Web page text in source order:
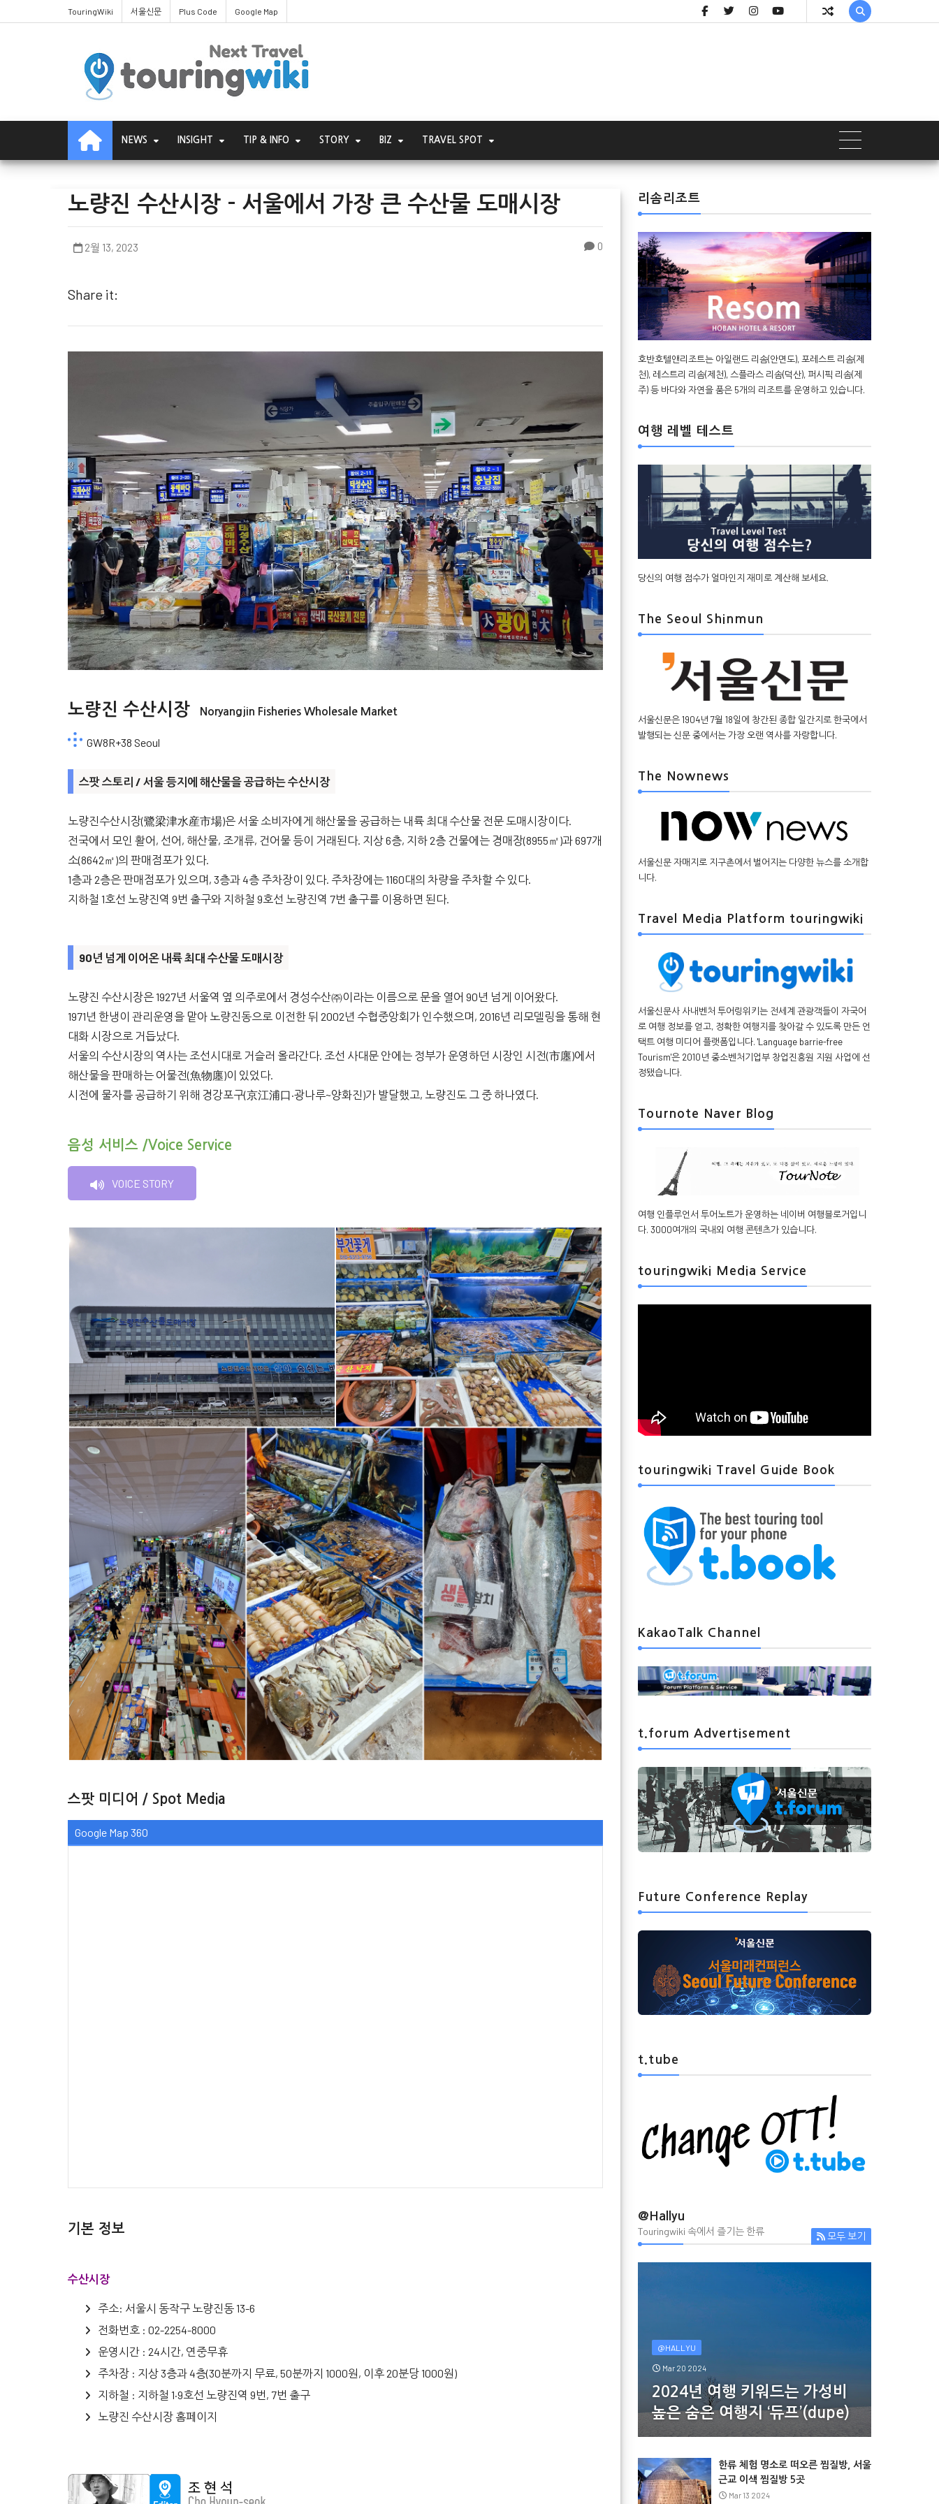
TouringWiki 서울신문 Plus Code Google Map 
NEWS INSIGHT TIP & INFO STORY BIZ TRAVEL SPOT
노량진 수산시장 - 서울에서 가장 큰 수산물 도매시장
2월 13, 2023 0
Share it:
노량진 수산시장 Noryangjin Fisheries Wholesale Market
GW8R+38 Seoul
스팟 스토리 / 서울 등지에 해산물을 공급하는 수산시장
노량진수산시장(鷺梁津水産市場)은 서울 소비자에게 해산물을 공급하는 내륙 최대 수산물 전문 도매시장이다.
전국에서 모인 활어, 선어, 해산물, 조개류, 건어물 등이 거래된다. 지상 6층, 지하 2층 건물에는 경매장(8955㎡)과 697개
소(8642㎡)의 판매점포가 있다.
1층과 2층은 판매점포가 있으며, 3층과 4층 주차장이 있다. 주차장에는 1160대의 차량을 주차할 수 있다.
지하철 1호선 노량진역 9번 출구와 지하철 9호선 노량진역 7번 출구를 이용하면 된다.
90년 넘게 이어온 내륙 최대 수산물 도매시장
노량진 수산시장은 1927년 서울역 옆 의주로에서 경성수산㈜이라는 이름으로 문을 열어 90년 넘게 이어왔다.
1971년 한냉이 관리운영을 맡아 노량진동으로 이전한 뒤 2002년 수협중앙회가 인수했으며, 2016년 리모델링을 통해 현
대화 시장으로 거듭났다.
서울의 수산시장의 역사는 조선시대로 거슬러 올라간다. 조선 사대문 안에는 정부가 운영하던 시장인 시전(市廛)에서
해산물을 판매하는 어물전(魚物廛)이 있었다.
시전에 물자를 공급하기 위해 경강포구(京江浦口·광나루~양화진)가 발달했고, 노량진도 그 중 하나였다.
음성 서비스 /Voice Service
VOICE STORY
스팟 미디어 / Spot Media
Google Map 360
기본 정보
수산시장
주소: 서울시 동작구 노량진동 13-6
전화번호 : 02-2254-8000
운영시간 : 24시간, 연중무휴
주차장 : 지상 3층과 4층(30분까지 무료, 50분까지 1000원, 이후 20분당 1000원)
지하철 : 지하철 1·9호선 노량진역 9번, 7번 출구
노량진 수산시장 홈페이지
리솜리조트
호반호텔앤리조트는 아일랜드 리솜(안면도), 포레스트 리솜(제
천), 레스트리 리솜(제천), 스플라스 리솜(덕산), 퍼시픽 리솜(제
주) 등 바다와 자연을 품은 5개의 리조트를 운영하고 있습니다.
여행 레벨 테스트
당신의 여행 점수가 얼마인지 재미로 계산해 보세요.
The Seoul Shinmun
서울신문은 1904년 7월 18일에 창간된 종합 일간지로 한국에서
발행되는 신문 중에서는 가장 오랜 역사를 자랑합니다.
The Nownews
서울신문 자매지로 지구촌에서 벌어지는 다양한 뉴스를 소개합
니다.
Travel Media Platform touringwiki
서울신문사 사내벤처 투어링위키는 전세계 관광객들이 자국어
로 여행 정보를 얻고, 정확한 여행지를 찾아갈 수 있도록 만든 언
택트 여행 미디어 플랫폼입니다. 'Language barrie-free
Tourism'은 2010년 중소벤처기업부 창업진흥원 지원 사업에 선
정됐습니다.
Tournote Naver Blog
여행 인플루언서 투어노트가 운영하는 네이버 여행블로거입니
다. 3000여개의 국내외 여행 콘텐츠가 있습니다.
touringwiki Media Service
touringwiki Travel Guide Book
KakaoTalk Channel
t.forum Advertisement
Future Conference Replay
t.tube
@Hallyu
Touringwiki 속에서 즐기는 한류 모두 보기
@HALLYU
Mar 20 2024
2024년 여행 키워드는 가성비
높은 숨은 여행지 ‘듀프’(dupe)
한류 체험 명소로 떠오른 찜질방, 서울
근교 이색 찜질방 5곳
Mar 13 2024